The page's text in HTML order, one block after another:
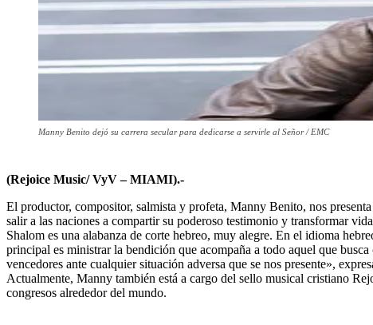
Manny Benito dejó su carrera secular para dedicarse a servirle al Señor / EMC
(Rejoice Music/ VyV – MIAMI).-
El productor, compositor, salmista y profeta, Manny Benito, nos
salir a las naciones a compartir su poderoso testimonio y transformar
Shalom es una alabanza de corte hebreo, muy alegre. En el idioma
principal es ministrar la bendición que acompaña a todo aquel que
vencedores ante cualquier situación adversa que se nos presente»,
Actualmente, Manny también está a cargo del sello musical cristiano
congresos alrededor del mundo.